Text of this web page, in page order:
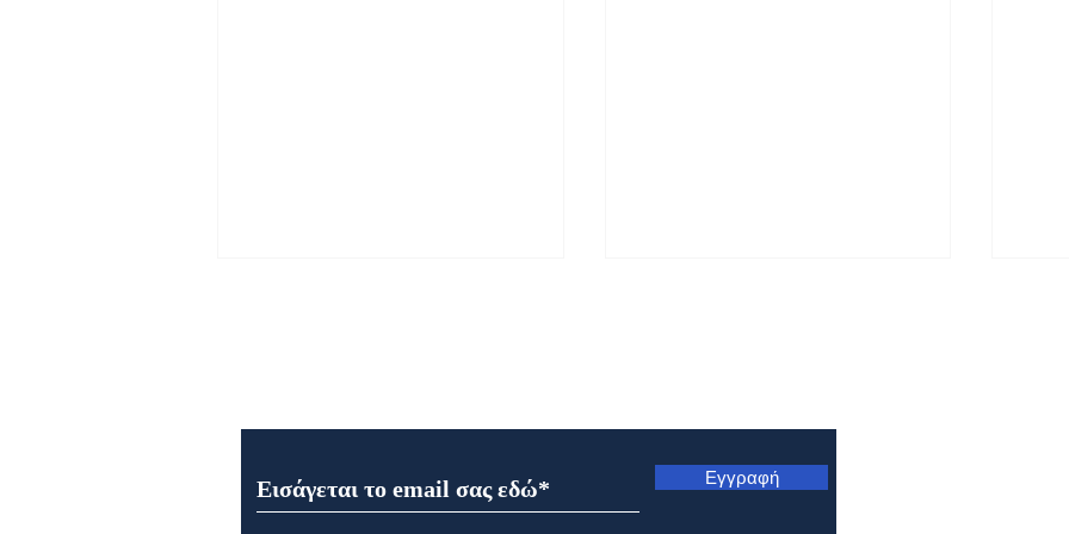
Μητρόπολη Ναυπάκτου και
Αγίου Βλασίου: Αρχιερατική
Μητρόπολη Μαντινείας και
Κυνουρίας: Η εορτή της
Εγγραφή